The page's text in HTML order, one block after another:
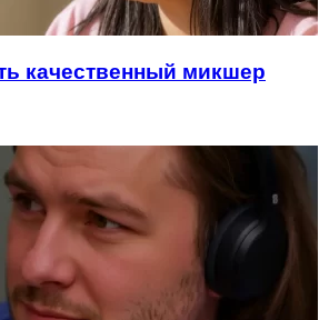
качественный микшер